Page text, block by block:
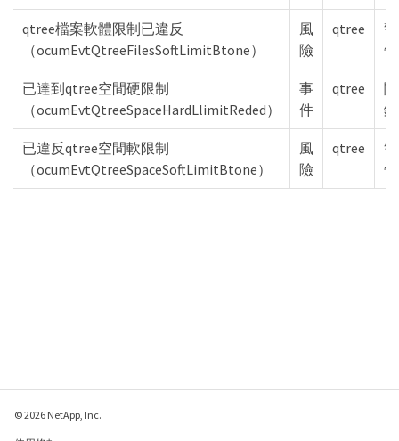
qtree檔案軟體限制已違反
（ocumEvtQtreeFilesSoftLimitBtone）
風
險
qtree
警
告
已達到qtree空間硬限制
（ocumEvtQtreeSpaceHardLlimitReded）
事
件
qtree
關
鍵
已違反qtree空間軟限制
（ocumEvtQtreeSpaceSoftLimitBtone）
風
險
qtree
警
告
© 2026 NetApp, Inc.